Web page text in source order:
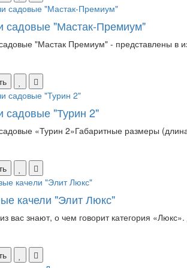
садовые "Мастак-Премиум"
"Мастак Премиум" - представлены в
садовые "Турин 2"
«Турин 2»Габаритные размеры
качели "Элит Люкс"
вас знают, о чем говорит категория